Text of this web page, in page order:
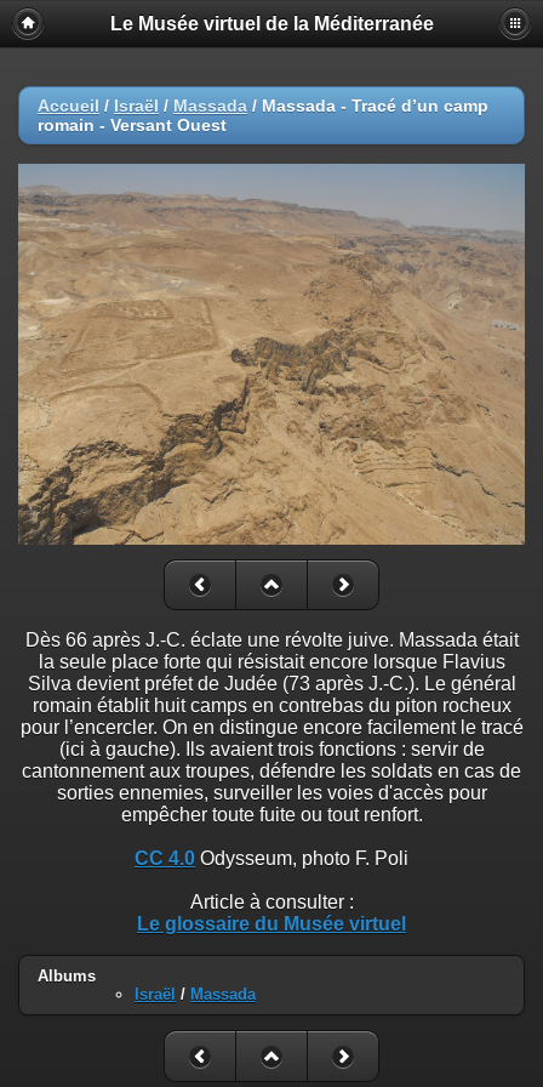
Le Musée virtuel de la Méditerranée
Accueil / Israël / Massada / Massada - Tracé d’un camp
romain - Versant Ouest
Dès 66 après J.-C. éclate une révolte juive. Massada était
la seule place forte qui résistait encore lorsque Flavius
Silva devient préfet de Judée (73 après J.-C.). Le général
romain établit huit camps en contrebas du piton rocheux
pour l’encercler. On en distingue encore facilement le tracé
(ici à gauche). Ils avaient trois fonctions : servir de
cantonnement aux troupes, défendre les soldats en cas de
sorties ennemies, surveiller les voies d'accès pour
empêcher toute fuite ou tout renfort.
CC 4.0 Odysseum, photo F. Poli
Article à consulter :
Le glossaire du Musée virtuel
Albums
Israël / Massada